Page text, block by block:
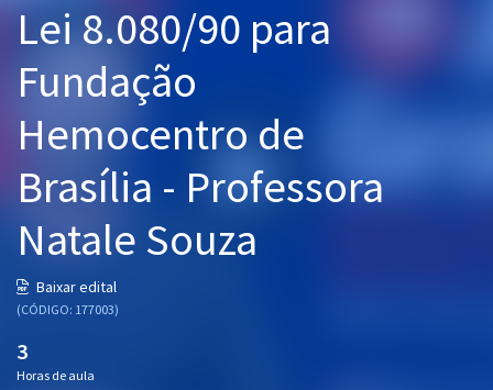
Cursos 20% OFF
Pós
Graduação
OAB
Questões grátis
Blog
Lei 8.080/90 para
Fundação
Hemocentro de
Brasília - Professora
Natale Souza
Baixar edital
(CÓDIGO: 177003)
3
Horas de aula